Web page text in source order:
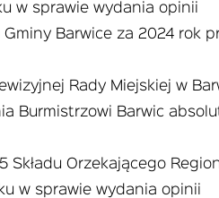
w sprawie wydania opinii
Barwice za 2024 rok
Rady Miejskiej w
Burmistrzowi Barwic
Orzekającego
w sprawie wydania opinii